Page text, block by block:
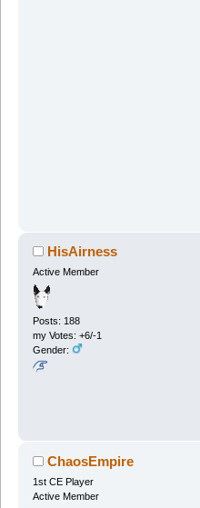
HisAirness
Active Member
Posts: 188
my Votes: +6/-1
Gender:
ChaosEmpire
1st CE Player
Active Member